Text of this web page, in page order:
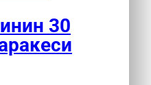
30